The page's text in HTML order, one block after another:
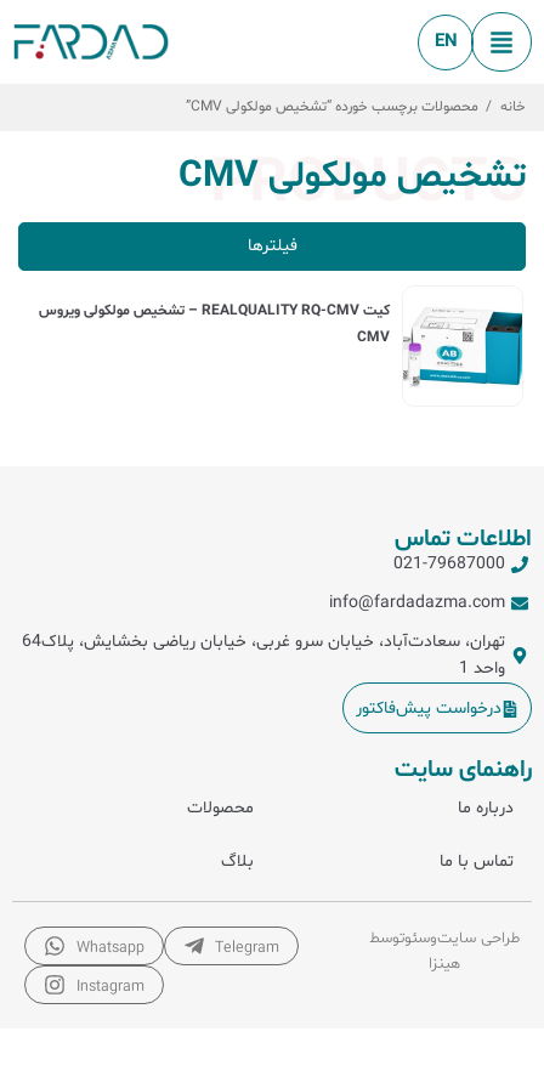
EN
خانه / محصولات برچسب خورده “تشخیص مولکولی CMV”
PRODUCTS
تشخیص مولکولی CMV
فیلترها
کیت REALQUALITY RQ-CMV – تشخیص مولکولی ویروس
CMV
اطلاعات تماس
021-79687000
info@fardadazma.com
تهران، سعادت‌آباد، خیابان سرو غربی، خیابان ریاضی بخشایش، پلاک64
واحد 1
راهنمای سایت
درباره ما محصولات
تماس با ما بلاگ
درخواست پیش‌فاکتور
طراحی سایتوسئوتوسط
هینزا
Whatsapp
Telegram
Instagram